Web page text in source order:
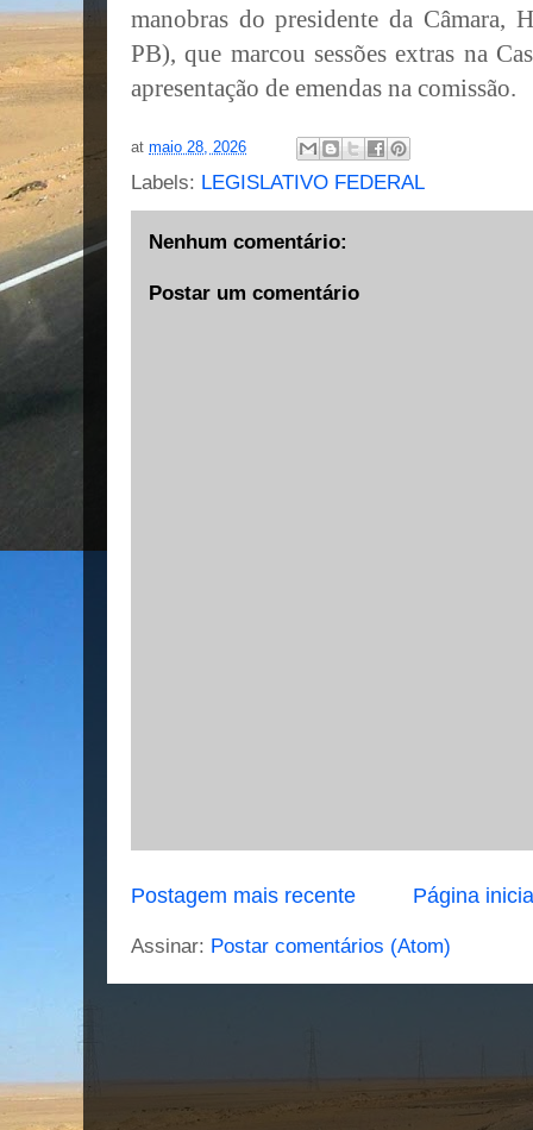
manobras do presidente da Câmara,
PB), que marcou sessões extras na
apresentação de emendas na comissão.
at maio 28, 2026
Labels: LEGISLATIVO FEDERAL
Nenhum comentário:
Postar um comentário
Postagem mais recente Página
Assinar: Postar comentários (Atom)